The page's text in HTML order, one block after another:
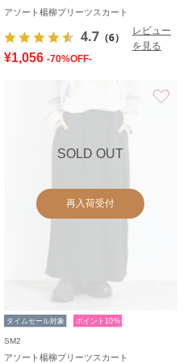
アソート楊柳プリーツスカート
4.7 （6）
レビュー
を見る
¥1,056 -70%OFF-
SOLD OUT
再入荷受付
タイムセール対象 ポイント10%
SM2
アソート楊柳プリーツスカート